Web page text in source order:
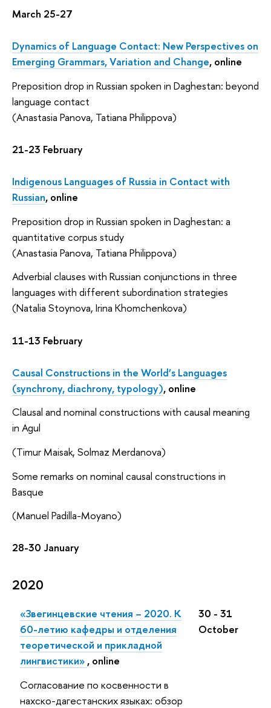
March 25-27
Dynamics of Language Contact: New Perspectives on
Emerging Grammars, Variation and Change, online
Preposition drop in Russian spoken in Daghestan: beyond
language contact
(Anastasia Panova, Tatiana Philippova)
21-23 February
Indigenous Languages of Russia in Contact with
Russian, online
Preposition drop in Russian spoken in Daghestan: a
quantitative corpus study
(Anastasia Panova, Tatiana Philippova)
Adverbial clauses with Russian conjunctions in three
languages with different subordination strategies
(Natalia Stoynova, Irina Khomchenkova)
11-13 February
Causal Constructions in the World’s Languages
(synchrony, diachrony, typology), online
Clausal and nominal constructions with causal meaning
in Agul
(Timur Maisak, Solmaz Merdanova)
Some remarks on nominal causal constructions in
Basque
(Manuel Padilla-Moyano)
28-30 January
2020
«Звегинцевские чтения – 2020. К
60-летию кафедры и отделения
теоретической и прикладной
лингвистики» , online
Согласование по косвенности в
нахско-дагестанских языках: обзор
30 - 31
October